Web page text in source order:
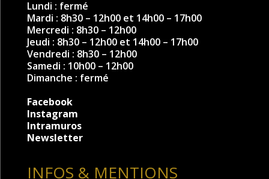
Lundi : fermé
Mardi : 8h30 – 12h00 et 14h00 – 17h00
Mercredi : 8h30 – 12h00
Jeudi : 8h30 – 12h00 et 14h00 – 17h00
Vendredi : 8h30 – 12h00
Samedi : 10h00 – 12h00
Dimanche : fermé
Facebook
Instagram
Intramuros
Newsletter
INFOS & MENTIONS